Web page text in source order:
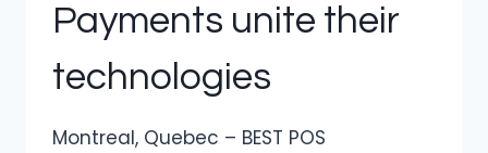
Payments unite their
technologies
Montreal, Quebec – BEST POS